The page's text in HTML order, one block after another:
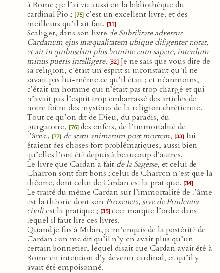
à Rome ; je l’ai vu aussi en la bibliothèque du
cardinal Pio ; [75] c’est un excellent livre, et des
meilleurs qu’il ait fait. [31]
Scaliger, dans son livre de Subtilitate adversus
Cardanum ejus inæqualitatem ubique diligenter notat,
et ait in quibusdam plus homine eum sapere, interdum
minus pueris intelligere. [32] Je ne sais que vous dire de
sa religion, c’était un esprit si inconstant qu’il ne
savait pas lui-même ce qu’il était ; et néanmoins,
c’était un homme qui n’était pas trop chargé et qui
n’avait pas l’esprit trop embarrassé des articles de
notre foi ni des mystères de la religion chrétienne.
Tout ce qu’on dit de Dieu, du paradis, du
purgatoire, [76] des enfers, de l’immortalité de
l’âme, [77] de statu animarum post mortem, [33] lui
étaient des choses fort problématiques, aussi bien
qu’elles l’ont été depuis à beaucoup d’autres.
Le livre que Cardan a fait de la Sagesse, et celui de
Charron sont fort bons ; celui de Charron n’est que la
théorie, dont celui de Cardan est la pratique. [34]
Le traité du même Cardan sur l’immortalité de l’âme
est la théorie dont son Proxeneta, sive de Prudentia
civiliest la pratique ; [35] ceci marque l’ordre dans
lequel il faut lire ces livres.
Quand je fus à Milan, je m’enquis de la postérité de
Cardan : on me dit qu’il n’y en avait plus qu’un
certain bonnetier, lequel disait que Cardan avait été à
Rome en intention d’y devenir cardinal, et qu’il y
avait été empoisonné.